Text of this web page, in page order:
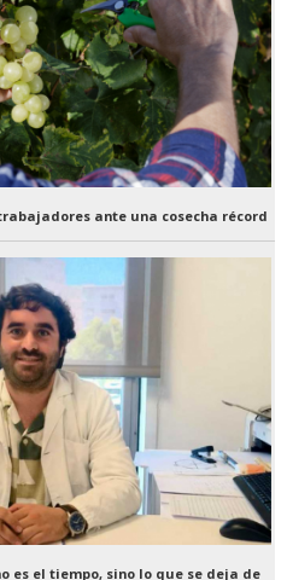
ante una cosecha récord
es el tiempo, sino lo que se deja de